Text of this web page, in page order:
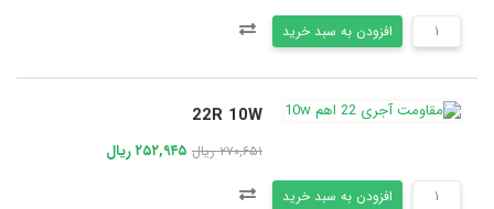
افزودن به سبد خرید
22R 10W
۲۷۰,۶۵۱ ریال ۲۵۲,۹۴۵ ریال
افزودن به سبد خرید